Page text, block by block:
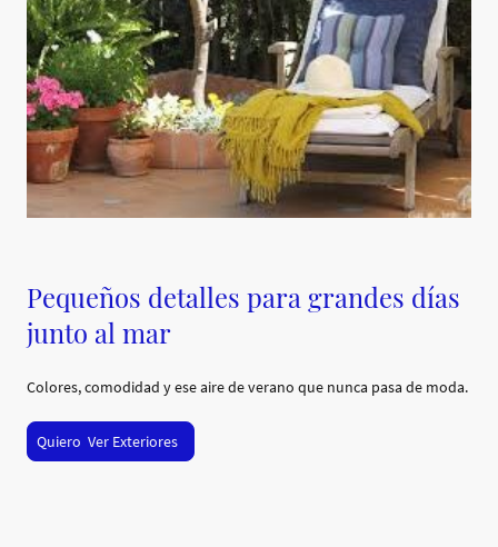
Pequeños detalles para grandes días
junto al mar
Colores, comodidad y ese aire de verano que nunca pasa de moda.
Quiero Ver Exteriores